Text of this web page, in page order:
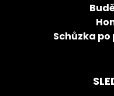
Schůzka